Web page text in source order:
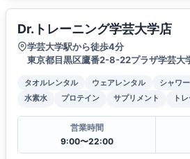
Dr.トレーニング学芸大学店
学芸大学駅から徒歩4分
東京都目黒区鷹番2-8-22プラザ学芸大
タオルレンタル ウェアレンタル シャワー
水素水
プロテイン サプリメント ト
営業時間
9:00〜22:00